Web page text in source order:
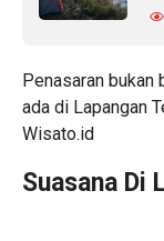
Penasaran bukan
ada di Lapangan
Wisato.id
Suasana Di